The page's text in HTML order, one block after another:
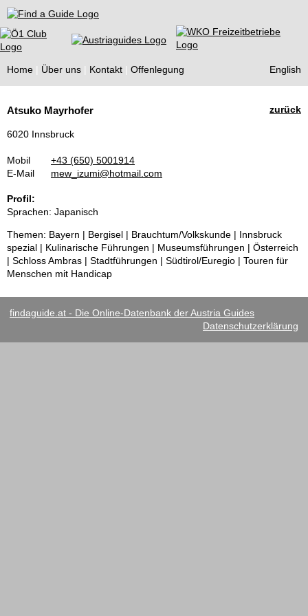
Find a Guide
Home Über uns Kontakt Offenlegung English
Guides
zurück
Atsuko Mayrhofer
6020 Innsbruck
Mobil
+43 (650) 5001914
E-Mail
mew_izumi@hotmail.com
Profil:
Sprachen: Japanisch
Themen: Bayern | Bergisel | Brauchtum/Volkskunde | Innsbruck
spezial | Kulinarische Führungen | Museumsführungen | Österreich
| Schloss Ambras | Stadtführungen | Südtirol/Euregio | Touren für
Menschen mit Handicap
findaguide.at - Die Online-Datenbank der Austria Guides
Datenschutzerklärung